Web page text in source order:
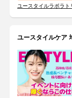
ユースタイルラボラ
ユースタイルケア